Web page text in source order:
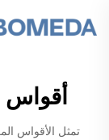
أقواس
تمثل الأقواس